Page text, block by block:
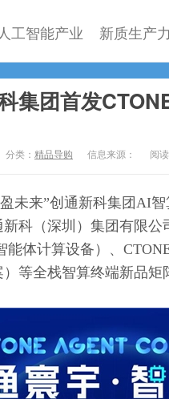
人工智能产业 新质生产力
集团首发
分类： 精品导购 信息来源： 阅
未来”创通新科集团AI
科（深圳）集团有限
能体计算设备）、
等全栈智算终端新品矩